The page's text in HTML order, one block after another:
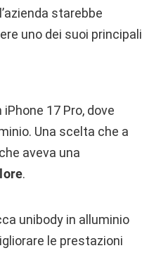
starebbe
uno dei suoi principali
17 Pro, dove
Una scelta che a
aveva una
.
unibody in alluminio
le prestazioni